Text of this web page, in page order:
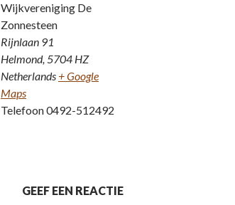
Wijkvereniging De
Zonnesteen
Rijnlaan 91
Helmond, 5704 HZ
Netherlands + Google
Maps
Telefoon0492-512492
GEEF EEN REACTIE